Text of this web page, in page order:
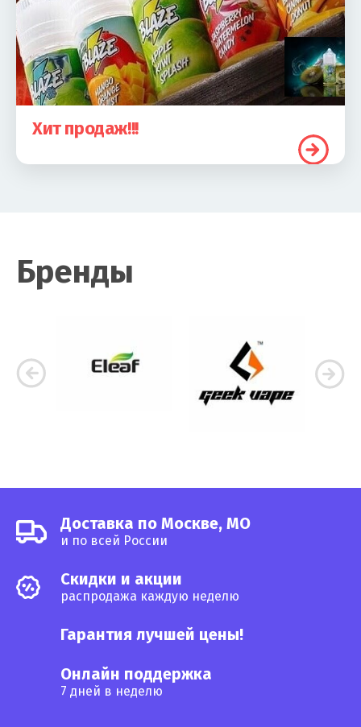
Хит продаж!!!
Бренды
Доставка по Москве, МО
и по всей России
Cкидки и акции
распродажа каждую неделю
Гарантия лучшей цены!
Онлайн поддержка
7 дней в неделю